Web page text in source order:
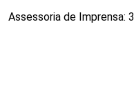
Assessoria de Imprensa: